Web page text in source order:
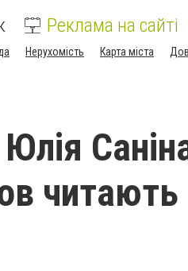
Реклама на сайті
Нерухомість Карта міста
читають